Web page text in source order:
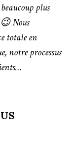
plus
Nous
totale en
notre processus